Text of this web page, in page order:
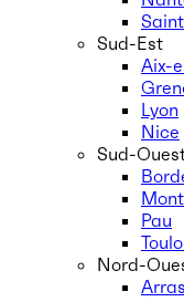
Sud-Est
Aix-
Lyon
Nice
Sud-
Pau
Nord-
Arras